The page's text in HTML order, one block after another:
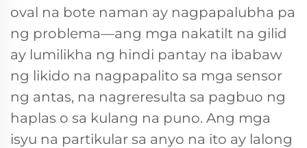
oval na bote naman ay nagpapalubha pa
ng problema—ang mga nakatilt na gilid
ay lumilikha ng hindi pantay na ibabaw
ng likido na nagpapalito sa mga sensor
ng antas, na nagreresulta sa pagbuo ng
haplas o sa kulang na puno. Ang mga
isyu na partikular sa anyo na ito ay lalong